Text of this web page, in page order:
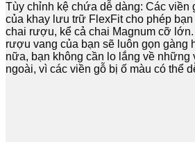
Tùy chỉnh kệ chứa dễ dàng: Các viền
của khay lưu trữ FlexFit cho phép
chai rượu, kể cả chai Magnum cỡ
rượu vang của bạn sẽ luôn gọn gàng
nữa, bạn không cần lo lắng về những
ngoài, vì các viền gỗ bị ố màu có thể